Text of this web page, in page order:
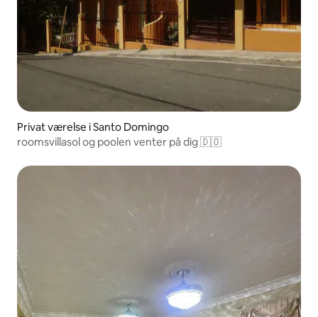
Privat værelse i Santo Domingo
roomsvillasol og poolen venter på dig 🇩🇴